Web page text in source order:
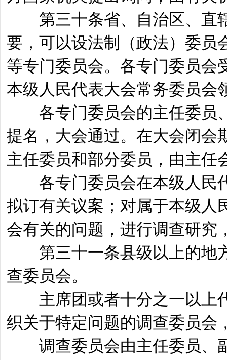
第三十条省、自治区、直辖
要，可以设法制（政法）委员
等专门委员会。各专门委员会
本级人民代表大会常务委员会
各专门委员会的主任委员、
提名，大会通过。在大会闭会
主任委员和部分委员，由主任
各专门委员会在本级人民代
拟订有关议案；对属于本级人
会有关的问题，进行调查研究
第三十一条县级以上的地方
查委员会。
主席团或者十分之一以上代
织关于特定问题的调查委员会
调查委员会由主任委员、